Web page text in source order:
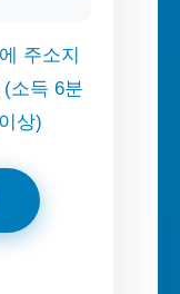
주소지
소득 6분
상)